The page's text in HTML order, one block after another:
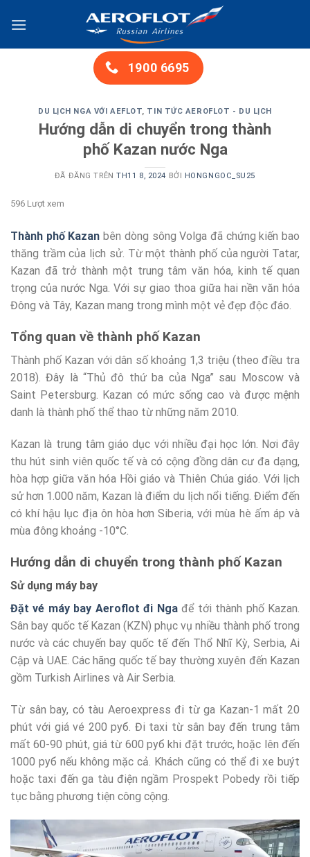
đến
1900 6695
DU LỊCH NGA VỚI AEFLOT, TIN TỨC AEROFLOT - DU LỊCH
Hướng dẫn di chuyển trong thành
phố Kazan nước Nga
ĐÃ ĐĂNG TRÊNTH11 8, 2024 BỞI HONGNGOC_SU25
596 Lượt xem
Thành phố Kazan bên dòng sông Volga đã chứng kiến bao
thăng trầm của lịch sử. Từ một thành phố của người Tatar,
Kazan đã trở thành một trung tâm văn hóa, kinh tế quan
trọng của nước Nga. Với sự giao thoa giữa hai nền văn hóa
Đông và Tây, Kazan mang trong mình một vẻ đẹp độc đáo.
Tổng quan về thành phố Kazan
Thành phố Kazan với dân số khoảng 1,3 triệu (theo điều tra
2018). Đây là “Thủ đô thứ ba của Nga” sau Moscow và
Saint Petersburg. Kazan có mức sống cao và được mệnh
danh là thành phố thể thao từ những năm 2010.
Kazan là trung tâm giáo dục với nhiều đại học lớn. Nơi đây
thu hút sinh viên quốc tế và có cộng đồng dân cư đa dạng,
hòa hợp giữa văn hóa Hồi giáo và Thiên Chúa giáo. Với lịch
sử hơn 1.000 năm, Kazan là điểm du lịch nổi tiếng. Điểm đến
có khí hậu lục địa ôn hòa hơn Siberia, với mùa hè ấm áp và
mùa đông khoảng -10°C.
Hướng dẫn di chuyển trong thành phố Kazan
Sử dụng máy bay
Đặt vé máy bay Aeroflot đi Ngađể tới thành phố Kazan.
Sân bay quốc tế Kazan (KZN) phục vụ nhiều thành phố trong
nước và các chuyến bay quốc tế đến Thổ Nhĩ Kỳ, Serbia, Ai
Cập và UAE. Các hãng quốc tế bay thường xuyên đến Kazan
gồm Turkish Airlines và Air Serbia.
Từ sân bay, có tàu Aeroexpress đi từ ga Kazan-1 mất 20
phút với giá vé 200 руб. Đi taxi từ sân bay đến trung tâm
mất 60-90 phút, giá từ 600 руб khi đặt trước, hoặc lên đến
1000 руб nếu không mặc cả. Khách cũng có thể đi xe buýt
hoặc taxi đến ga tàu điện ngầm Prospekt Pobedy rồi tiếp
tục bằng phương tiện công cộng.